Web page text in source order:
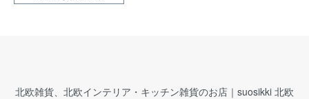
北欧雑貨、北欧インテリア・キッチン雑貨のお店｜suosikki 北欧